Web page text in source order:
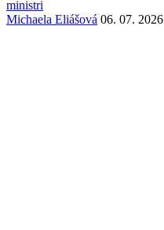
ministri
Michaela Eliášová 06. 07. 2026